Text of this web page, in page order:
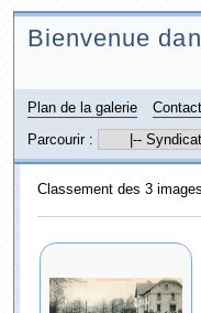
Bienvenue
Plan de la galerie
Contact
Parcourir :
Classement des 3 images